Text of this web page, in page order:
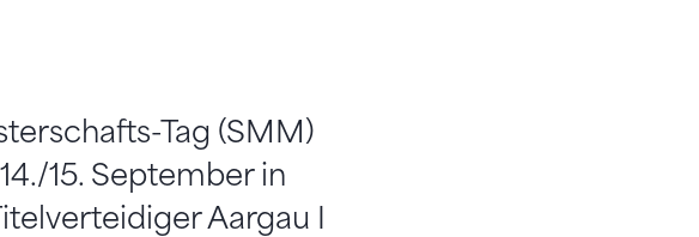
Tag (SMM)
15. September in
Aargau I